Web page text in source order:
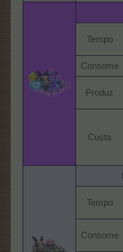
Tempo​
Consome​
Produz​
Custa​
Tempo​
Consome​